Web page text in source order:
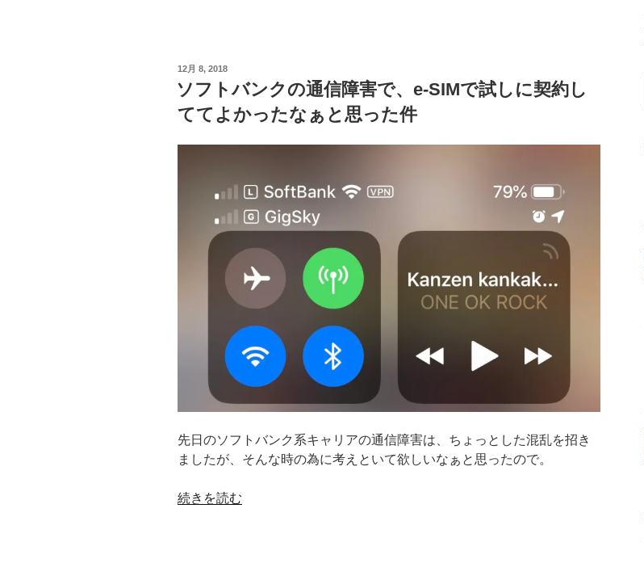
投
稿
日:
12月 8, 2018
ソフトバンクの通信障害で、e-SIMで試しに契約し
ててよかったなぁと思った件
先日のソフトバンク系キャリアの通信障害は、ちょっとした混乱を招き
ましたが、そんな時の為に考えといて欲しいなぁと思ったので。
“ソ
続きを読む